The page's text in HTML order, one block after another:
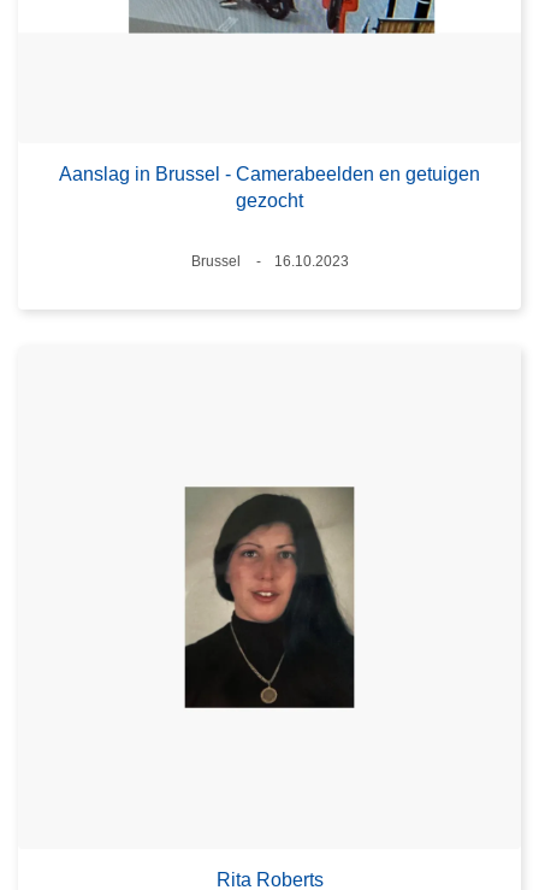
Aanslag in Brussel - Camerabeelden en getuigen
gezocht
Plaats
Brussel
16.10.2023
Rita Roberts